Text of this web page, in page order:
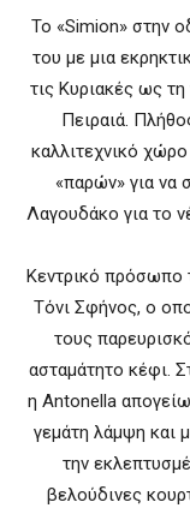
Το «Simion» στην
του με μια
τις Κυριακές ως
Πειραιά.
καλλιτεχνικό
«παρών» για να
Λαγουδάκο για το
Κεντρικό πρόσωπο
Τόνι Σφήνος, ο
τους
ασταμάτητο κέφι.
η Antonella
γεμάτη λάμψη και
την
βελούδινες